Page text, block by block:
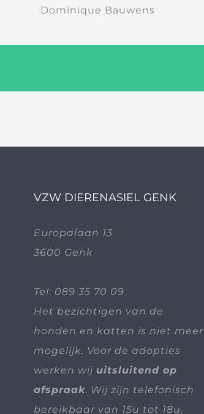
Dominique Bauwens
VZW DIERENASIEL GENK
Europalaan 13
3600 Genk
Tel: 089 35 70 09
Het bezichtigen van de
honden en katten is niet meer
mogelijk. Voor de adopties
werken wij uitsluitend op
afspraak. Wij zijn telefonisch
bereikbaar van 15u tot 18u,